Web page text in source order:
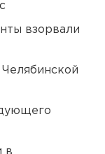
взорвали
Челябинской
в